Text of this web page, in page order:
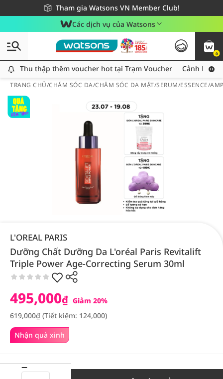
Tham gia Watsons VN Member Club!
Miễn phí giao hàng cho đơn hàng từ 249,000Đ
Giao hàng nhanh 24h - Áp dụng khu vực TP. Hồ Chí Minh
Các dịch vụ của Watsons
0
Thu thập thêm voucher hot tại Trạm Voucher
Thu thập thêm voucher hot tại Trạm Voucher Cảnh báo
TRANG CHỦ/CHĂM SÓC DA/CHĂM SÓC DA MẶT/SERUM/ESSENCE/
L'OREAL PARIS
Dưỡng Chất Dưỡng Da L'oréal Paris Revitalift
Triple Power Age-Correcting Serum 30ml
Nhận quà xinh
495,000₫ Giảm 20%
619,000₫(Tiết kiệm: 124,000)